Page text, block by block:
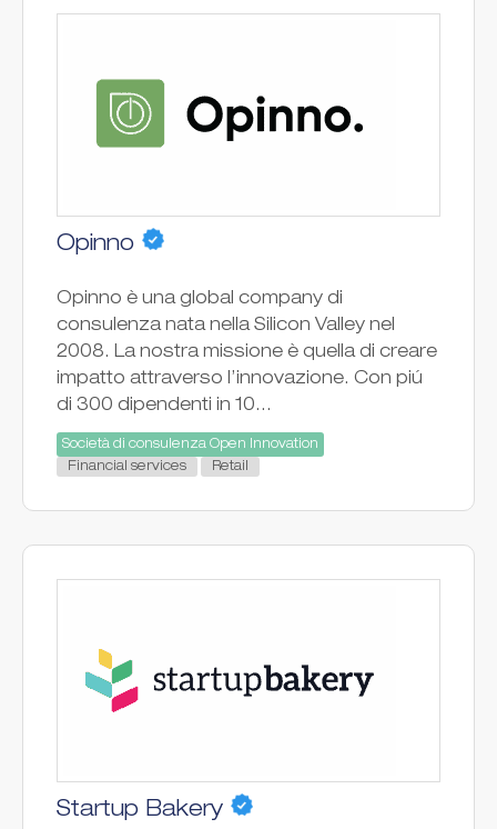
Opinno
Opinno è una global company di
consulenza nata nella Silicon Valley nel
2008. La nostra missione è quella di creare
impatto attraverso l’innovazione. Con piú
di 300 dipendenti in 10...
Società di consulenza Open Innovation
Financial services
Retail
Startup Bakery